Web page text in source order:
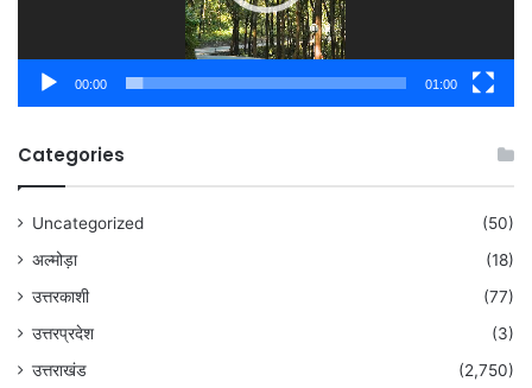
00:00 01:00
Categories
Uncategorized
(50)
अल्मोड़ा
(18)
उत्तरकाशी
(77)
उत्तरप्रदेश
(3)
उत्तराखंड
(2,750)